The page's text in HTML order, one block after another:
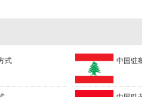
式 中国驻